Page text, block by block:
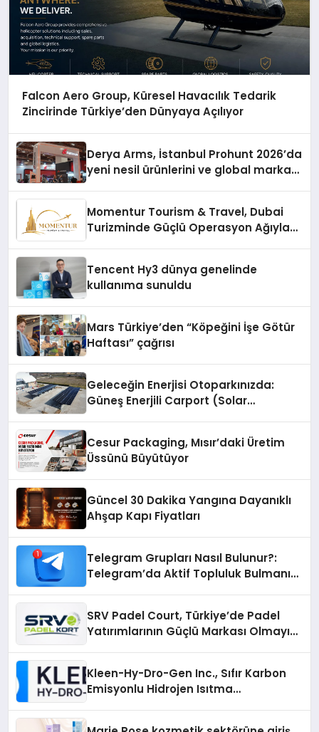
Falcon Aero Group, Küresel Havacılık Tedarik
Zincirinde Türkiye’den Dünyaya Açılıyor
Derya Arms, İstanbul Prohunt 2026’da
yeni nesil ürünlerini ve global marka
Momentur Tourism & Travel, Dubai
Turizminde Güçlü Operasyon Ağıyla
Tencent Hy3 dünya genelinde
kullanıma sunuldu
Mars Türkiye’den “Köpeğini İşe Götür
Haftası” çağrısı
Geleceğin Enerjisi Otoparkınızda:
Güneş Enerjili Carport (Solar
Cesur Packaging, Mısır’daki Üretim
Üssünü Büyütüyor
Güncel 30 Dakika Yangına Dayanıklı
Ahşap Kapı Fiyatları
Telegram Grupları Nasıl Bulunur?:
Telegram’da Aktif Topluluk Bulmanın
SRV Padel Court, Türkiye’de Padel
Yatırımlarının Güçlü Markası Olmayı
Kleen-Hy-Dro-Gen Inc., Sıfır Karbon
Emisyonlu Hidrojen Isıtma